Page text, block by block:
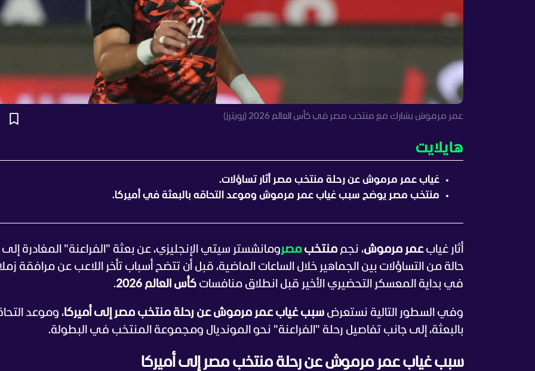
عمر مرموش يشارك مع منتخب مصر في كأس العالم 2026 (رويترز)
هايلايت
غياب عمر مرموش عن رحلة منتخب مصر أثار تساؤلات.
منتخب مصر يوضح سبب غياب عمر مرموش وموعد التحاقه بالبعثة في أميركا.
أثار غياب عمر مرموش، نجم منتخب مصرومانشستر سيتي الإنجليزي، عن بعثة "الفراعنة" المغادرة إلى
حالة من التساؤلات بين الجماهير خلال الساعات الماضية، قبل أن تتضح أسباب تأخر اللاعب عن مرافقة
في بداية المعسكر التحضيري الأخير قبل انطلاق منافسات كأس العالم 2026 .
وفي السطور التالية نستعرض سبب غياب عمر مرموش عن رحلة منتخب مصر إلى أميركا، وموعد
بالبعثة، إلى جانب تفاصيل رحلة "الفراعنة" نحو المونديال ومجموعة المنتخب في البطولة.
سبب غياب عمر مرموش عن رحلة منتخب مصر إلى أميركا